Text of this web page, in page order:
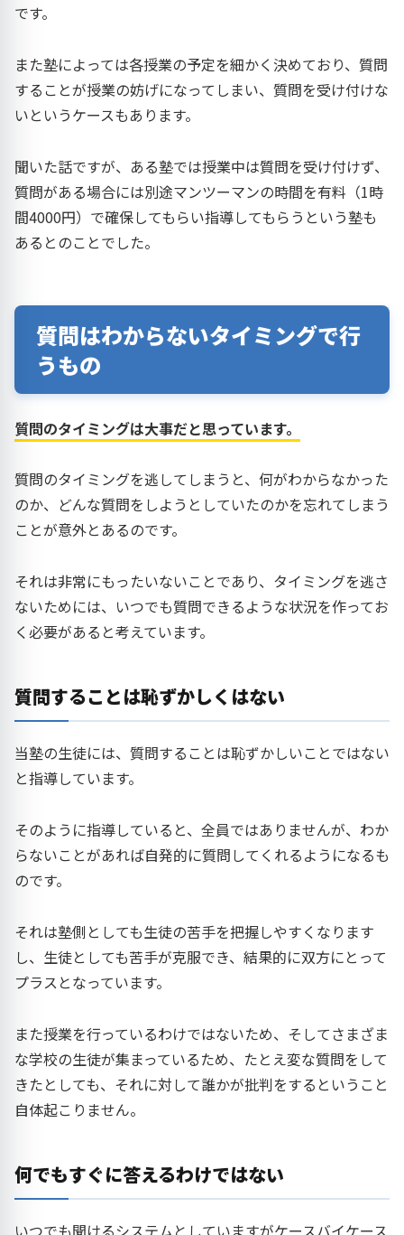
です。
また塾によっては各授業の予定を細かく決めており、質問
することが授業の妨げになってしまい、質問を受け付けな
いというケースもあります。
聞いた話ですが、ある塾では授業中は質問を受け付けず、
質問がある場合には別途マンツーマンの時間を有料（1時
間4000円）で確保してもらい指導してもらうという塾も
あるとのことでした。
質問はわからないタイミングで行
うもの
質問のタイミングは大事だと思っています。
質問のタイミングを逃してしまうと、何がわからなかった
のか、どんな質問をしようとしていたのかを忘れてしまう
ことが意外とあるのです。
それは非常にもったいないことであり、タイミングを逃さ
ないためには、いつでも質問できるような状況を作ってお
く必要があると考えています。
質問することは恥ずかしくはない
当塾の生徒には、質問することは恥ずかしいことではない
と指導しています。
そのように指導していると、全員ではありませんが、わか
らないことがあれば自発的に質問してくれるようになるも
のです。
それは塾側としても生徒の苦手を把握しやすくなります
し、生徒としても苦手が克服でき、結果的に双方にとって
プラスとなっています。
また授業を行っているわけではないため、そしてさまざま
な学校の生徒が集まっているため、たとえ変な質問をして
きたとしても、それに対して誰かが批判をするということ
自体起こりません。
何でもすぐに答えるわけではない
いつでも聞けるシステムとしていますがケースバイケース